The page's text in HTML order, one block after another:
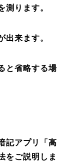
測ります。
出来ます。
と省略する場
記アプリ「高
をご説明しま